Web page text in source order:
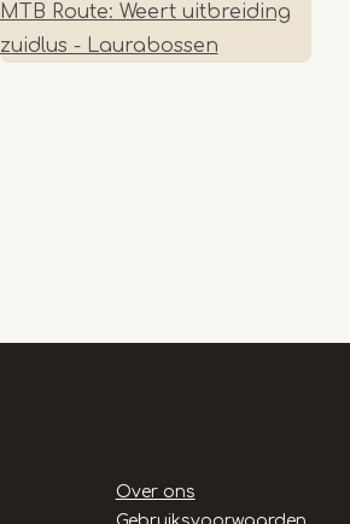
MTB Route: Weert uitbreiding
zuidlus - Laurabossen
Handige
Over ons